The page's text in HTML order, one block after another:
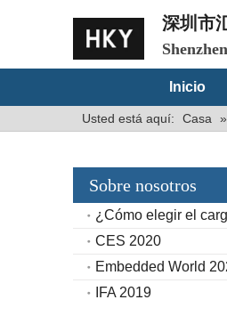
深圳市
Inicio
Usted está aquí: Casa »
Sobre nosotros
CES 2020
Embedded World
IFA 2019